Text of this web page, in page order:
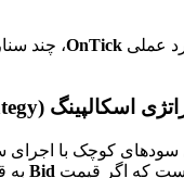
عملی OnTick، چند
سودهای کوچک با
است که اگر قیمت Bid به